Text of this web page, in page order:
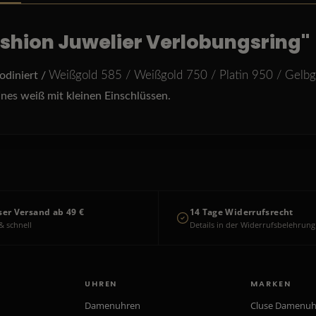
Juwelier Verlobungsring"
/ Weißgold 585 / Weißgold 750 / Platin 950 /
weiß mit kleinen Einschlüssen.
Versand ab 49 €
schnell
14 Tage Widerrufsrecht
Details in der Widerrufsbelehrung
UHREN
Damenuhren
MARKEN
Cluse